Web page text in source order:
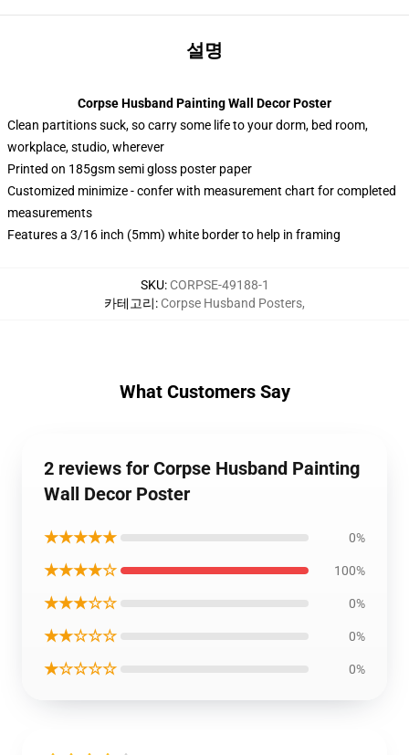
설명
Corpse Husband Painting Wall Decor Poster
Clean partitions suck, so carry some life to your dorm, bed room,
workplace, studio, wherever
Printed on 185gsm semi gloss poster paper
Customized minimize - confer with measurement chart for completed
measurements
Features a 3/16 inch (5mm) white border to help in framing
SKU: CORPSE-49188-1
카테고리: Corpse Husband Posters,
What Customers Say
2 reviews for Corpse Husband Painting
Wall Decor Poster
★★★★★ 0%
★★★★☆ 100%
★★★☆☆ 0%
★★☆☆☆ 0%
★☆☆☆☆ 0%